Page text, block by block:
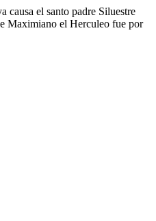
causa el santo padre Siluestre
Maximiano el Herculeo fue por